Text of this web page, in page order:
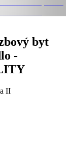
byt
-
II